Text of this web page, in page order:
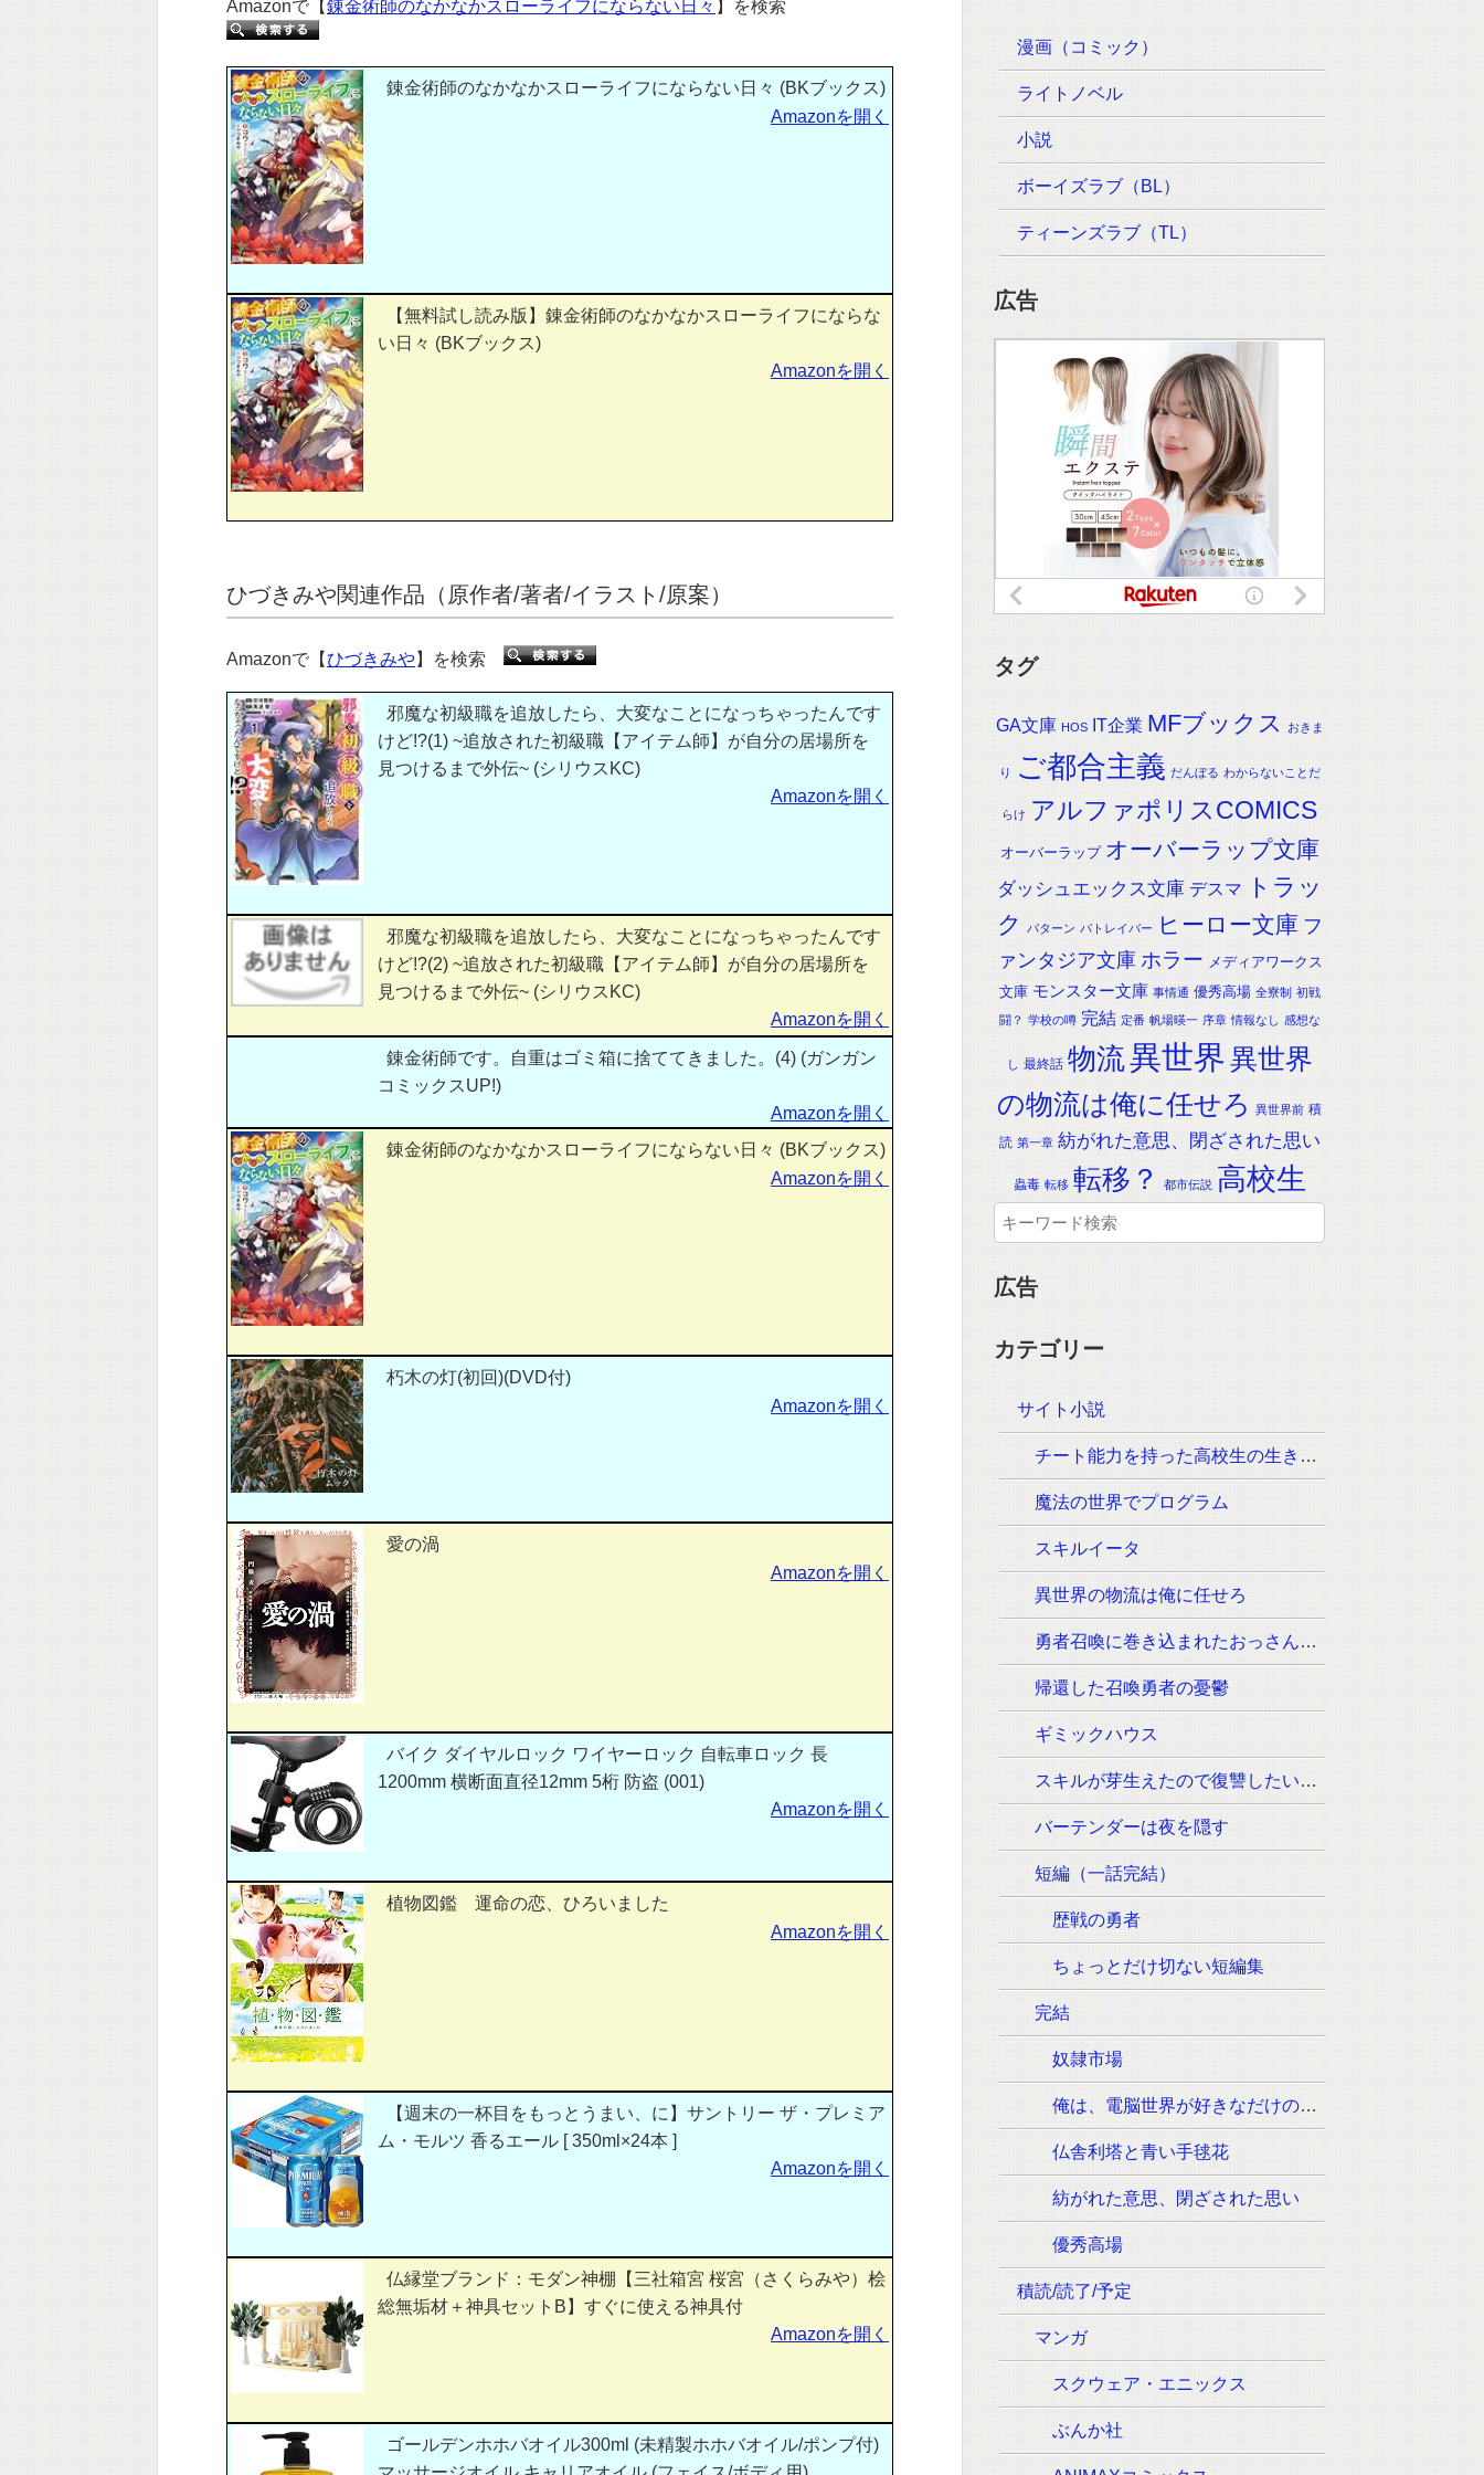
Amazonで【錬金術師のなかなかスローライフにならない日々 】を検索
錬金術師のなかなかスローライフにならない日々 (BKブックス)
Amazonを開く
【無料試し読み版】錬金術師のなかなかスローライフにならな
い日々 (BKブックス)
Amazonを開く
ひづきみや関連作品（原作者/著者/イラスト/原案）
Amazonで【ひづきみや】を検索
邪魔な初級職を追放したら、大変なことになっちゃったんです
けど!?(1) ~追放された初級職【アイテム師】が自分の居場所を
見つけるまで外伝~ (シリウスKC)
Amazonを開く
邪魔な初級職を追放したら、大変なことになっちゃったんです
けど!?(2) ~追放された初級職【アイテム師】が自分の居場所を
見つけるまで外伝~ (シリウスKC)
Amazonを開く
錬金術師です。自重はゴミ箱に捨ててきました。(4) (ガンガン
コミックスUP!)
Amazonを開く
錬金術師のなかなかスローライフにならない日々 (BKブックス)
Amazonを開く
朽木の灯(初回)(DVD付)
Amazonを開く
愛の渦
Amazonを開く
バイク ダイヤルロック ワイヤーロック 自転車ロック 長
1200mm 横断面直径12mm 5桁 防盗 (001)
Amazonを開く
植物図鑑 運命の恋、ひろいました
Amazonを開く
【週末の一杯目をもっとうまい、に】サントリー ザ・プレミア
ム・モルツ 香るエール [ 350ml×24本 ]
Amazonを開く
仏縁堂ブランド：モダン神棚【三社箱宮 桜宮（さくらみや）桧
総無垢材＋神具セットB】すぐに使える神具付
Amazonを開く
ゴールデンホホバオイル300ml (未精製ホホバオイル/ポンプ付)
漫画（コミック）
ライトノベル
小説
ボーイズラブ（BL）
ティーンズラブ（TL）
広告
タグ
GA文庫 HOS IT企業 MFブックス おきま
り ご都合主義 だんぼる わからないことだ
らけ アルファポリスCOMICS
オーバーラップ オーバーラップ文庫
ダッシュエックス文庫 デスマ
トラッ
ク
パターン パトレイバー ヒーロー文庫 フ
ァンタジア文庫 ホラー メディアワークス
文庫 モンスター文庫 事情通 優秀高場 全寮制 初戦
闘？ 学校の噂 完結 定番 帆場暎一 序章 情報なし 感想な
し 最終話 物流異世界異世界
の物流は俺に任せろ
異世界前 積
読 第一章 紡がれた意思、閉ざされた思い
蟲毒 転移 転移？ 都市伝説 高校生
広告
カテゴリー
サイト小説
チート能力を持った高校生の生き残りをかけた長く短い七日間
魔法の世界でプログラム
スキルイータ
異世界の物流は俺に任せろ
勇者召喚に巻き込まれたおっさんはウォッシュの魔法（必須:ウィッシュのポーズ）しか使えません。
帰還した召喚勇者の憂鬱
ギミックハウス
スキルが芽生えたので復讐したいと思います
バーテンダーは夜を隠す
短編（一話完結）
歴戦の勇者
ちょっとだけ切ない短編集
完結
奴隷市場
俺は、電脳世界が好きなだけの一般人です
仏舎利塔と青い手毬花
紡がれた意思、閉ざされた思い
優秀高場
積読/読了/予定
マンガ
スクウェア・エニックス
ぶんか社